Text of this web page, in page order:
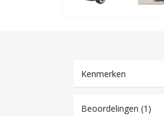
Kenmerken
Beoordelingen (1)